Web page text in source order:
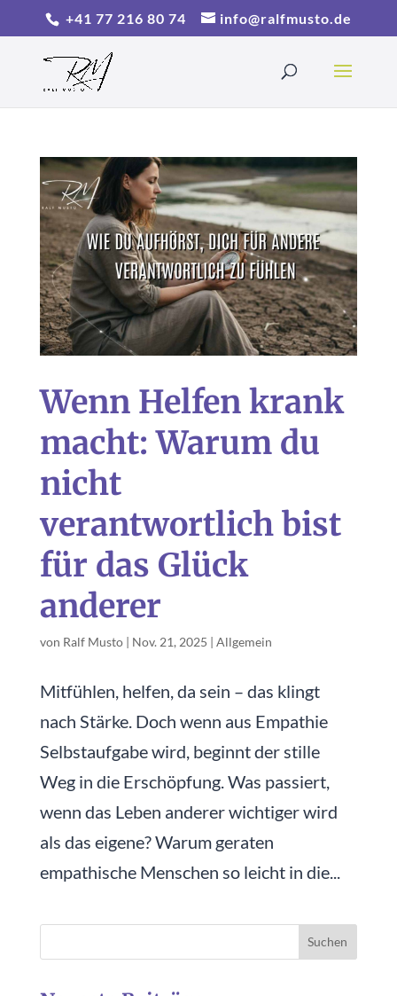
+41 77 216 80 74 info@ralfmusto.de
Wenn Helfen krank
macht: Warum du
nicht
verantwortlich bist
für das Glück
anderer
von Ralf Musto| Nov. 21, 2025 | Allgemein
Mitfühlen, helfen, da sein – das klingt
nach Stärke. Doch wenn aus Empathie
Selbstaufgabe wird, beginnt der stille
Weg in die Erschöpfung. Was passiert,
wenn das Leben anderer wichtiger wird
als das eigene? Warum geraten
empathische Menschen so leicht in die...